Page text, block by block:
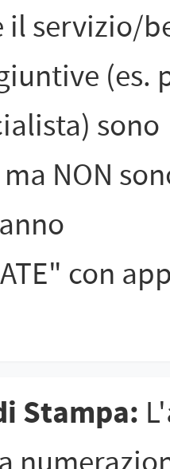
il servizio/
(es.
sono
NON
con
Stampa: